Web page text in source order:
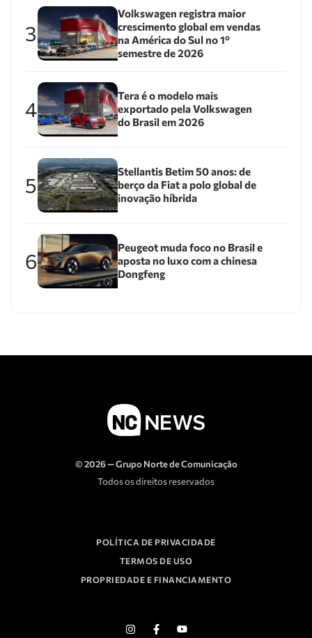
3
Volkswagen registra maior
crescimento global em vendas
na América do Sul no 1º
semestre de 2026
4
Tera é o modelo mais
exportado pela Volkswagen
do Brasil em 2026
5
Stellantis Betim 50 anos: de
berço da Fiat a polo global de
inovação híbrida
6
Peugeot muda foco no Brasil e
aposta no luxo com a chinesa
Dongfeng
© 2026 — Grupo Norte de Comunicação
Todos os direitos reservados
POLÍTICA DE PRIVACIDADE
TERMOS DE USO
PROPRIEDADE E FINANCIAMENTO